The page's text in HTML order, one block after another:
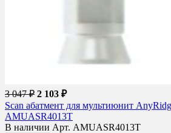
3 047 ₽ 2 103 ₽
Scan абатмент для мультиюнит
AMUASR4013T
В наличии Арт. AMUASR4013T